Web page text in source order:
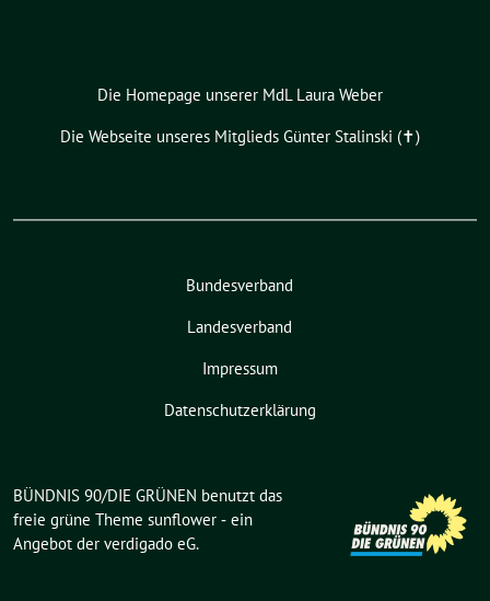
Die Homepage unserer MdL Laura Weber
Die Webseite unseres Mitglieds Günter Stalinski (✝︎)
Bundesverband
Landesverband
Impressum
Datenschutzerklärung
BÜNDNIS 90/DIE GRÜNEN benutzt das
freie grüne Theme sunflower ‐ ein
Angebot der verdigado eG.